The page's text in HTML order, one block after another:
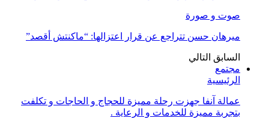
صوت و صورة
ميرهان حسن تتراجع عن قرار اعتزالها: “ماكنتش أقصد”
السابق التالي
مجتمع
الرئيسية
عمالة آنفا جهزت رحلة مميزة للحجاج و الحاجات و تكلفت
بتجربة مميزة للخدمات و الرعاية .